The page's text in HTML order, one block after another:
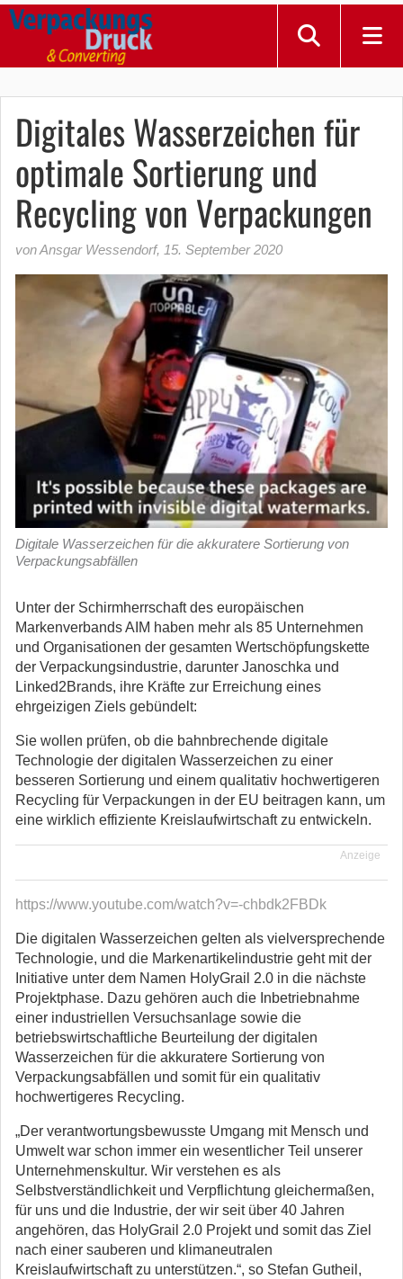
Digitales Wasserzeichen für
optimale Sortierung und
Recycling von Verpackungen
von Ansgar Wessendorf, 15. September 2020
Digitale Wasserzeichen für die akkuratere Sortierung von
Verpackungsabfällen
Unter der Schirmherrschaft des europäischen
Markenverbands AIM haben mehr als 85 Unternehmen
und Organisationen der gesamten Wertschöpfungskette
der Verpackungsindustrie, darunter Janoschka und
Linked2Brands, ihre Kräfte zur Erreichung eines
ehrgeizigen Ziels gebündelt:
Sie wollen prüfen, ob die bahnbrechende digitale
Technologie der digitalen Wasserzeichen zu einer
besseren Sortierung und einem qualitativ hochwertigeren
Recycling für Verpackungen in der EU beitragen kann, um
eine wirklich effiziente Kreislaufwirtschaft zu entwickeln.
Anzeige
https://www.youtube.com/watch?v=-chbdk2FBDk
Die digitalen Wasserzeichen gelten als vielversprechende
Technologie, und die Markenartikelindustrie geht mit der
Initiative unter dem Namen HolyGrail 2.0 in die nächste
Projektphase. Dazu gehören auch die Inbetriebnahme
einer industriellen Versuchsanlage sowie die
betriebswirtschaftliche Beurteilung der digitalen
Wasserzeichen für die akkuratere Sortierung von
Verpackungsabfällen und somit für ein qualitativ
hochwertigeres Recycling.
„Der verantwortungsbewusste Umgang mit Mensch und
Umwelt war schon immer ein wesentlicher Teil unserer
Unternehmenskultur. Wir verstehen es als
Selbstverständlichkeit und Verpflichtung gleichermaßen,
für uns und die Industrie, der wir seit über 40 Jahren
angehören, das HolyGrail 2.0 Projekt und somit das Ziel
nach einer sauberen und klimaneutralen
Kreislaufwirtschaft zu unterstützen.“, so Stefan Gutheil,